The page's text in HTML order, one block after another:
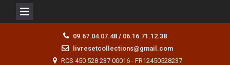
09.67.04.07.48 / 06.16.71.12.38
livresetcollections@gmail.com
RCS 450 528 237 00016 - FR12450528237